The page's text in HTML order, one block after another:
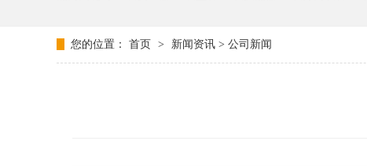
您的位置： 首页 > 新闻资讯 > 公司新闻